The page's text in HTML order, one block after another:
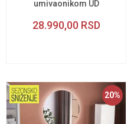
umivaonikom UD
28.990,00 RSD
20%